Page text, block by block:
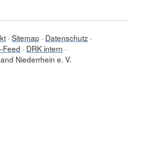
Sitemap
Datenschutz
Feed
DRK intern
Niederrhein e. V.